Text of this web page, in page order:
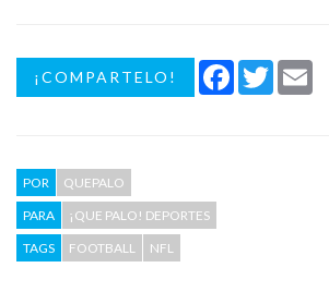
¡COMPARTELO! Facebook
Twitter
POR
QUEPALO
PARA
¡QUE PALO! DEPORTES
TAGS
FOOTBALL NFL